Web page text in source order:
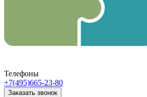
Телефоны
+7(495)665-23-80
Заказать звонок